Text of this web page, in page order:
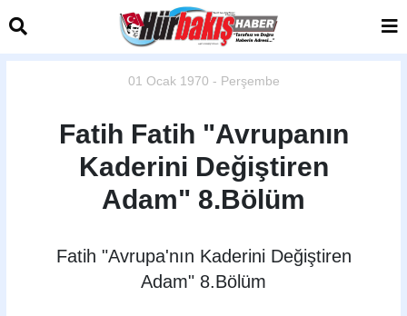
01 Ocak 1970 - Perşembe
Fatih Fatih "Avrupanın
Kaderini Değiştiren
Adam" 8.Bölüm
Fatih "Avrupa'nın Kaderini Değiştiren
Adam" 8.Bölüm